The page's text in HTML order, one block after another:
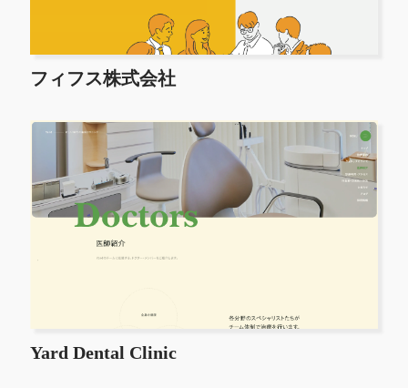
フィフス株式会社
Yard Dental Clinic